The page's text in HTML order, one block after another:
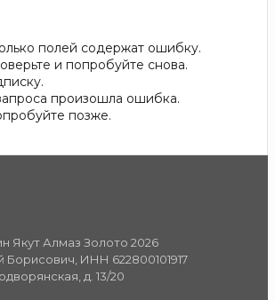
полей содержат ошибку.
и попробуйте снова.
произошла ошибка.
позже.
Якут Алмаз Золото 2026
ИНН 622800101917
д. 13/20